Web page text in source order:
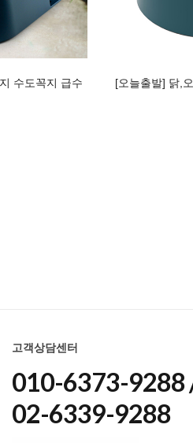
수도꼭지 급수
[오늘출발] 닭,
고객상담센터
010-6373-9288
02-6339-9288